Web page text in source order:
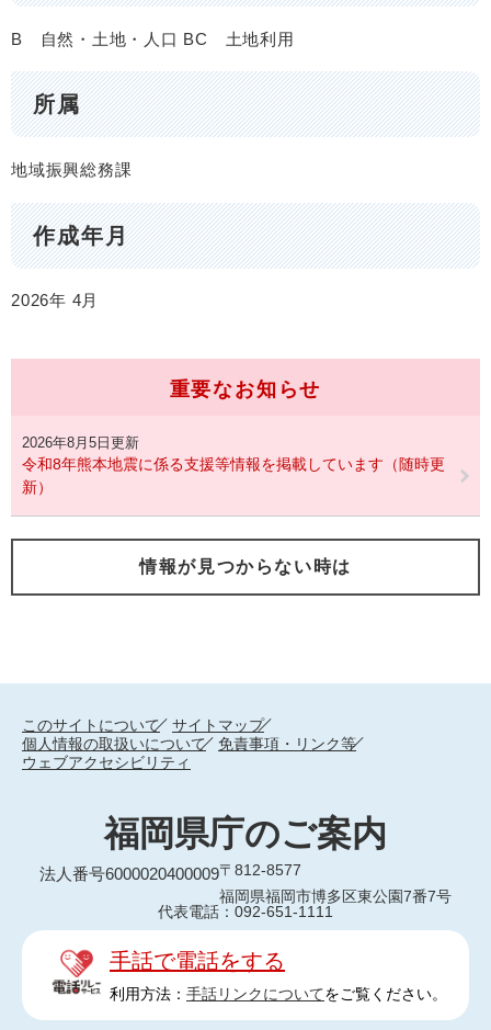
B 自然・土地・人口 BC 土地利用
所属
地域振興総務課
作成年月
2026年 4月
重要なお知らせ
2026年8月5日更新
令和8年熊本地震に係る支援等情報を掲載しています（随時更
新）
情報が見つからない時は
このサイトについて
サイトマップ
個人情報の取扱いについて
免責事項・リンク等
ウェブアクセシビリティ
福岡県庁のご案内
法人番号6000020400009〒812-8577
福岡県福岡市博多区東公園7番7号
代表電話：092-651-1111
手話で電話をする
利用方法： 手話リンクについてをご覧ください。